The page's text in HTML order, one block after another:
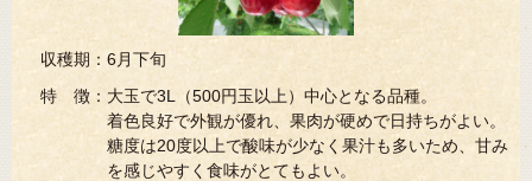
収穫期：6月下旬
特 徴：大玉で3L（500円玉以上）中心となる品種。
着色良好で外観が優れ、果肉が硬めで日持ちがよい。
糖度は20度以上で酸味が少なく果汁も多いため、甘み
を感じやすく食味がとてもよい。